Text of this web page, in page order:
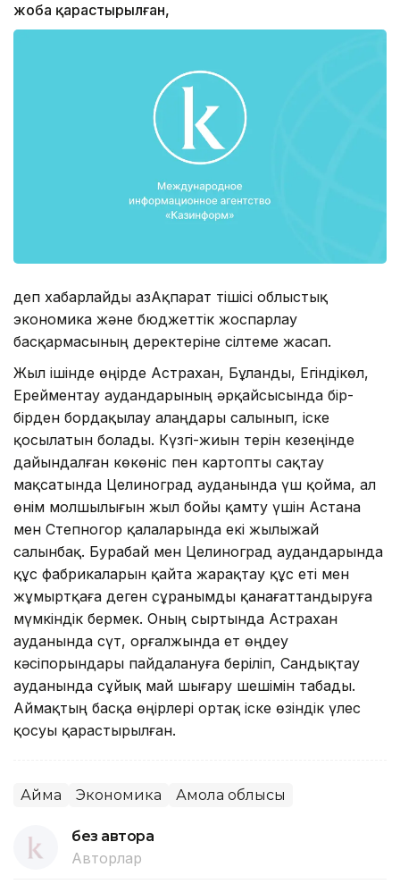
жоба қарастырылған,
деп хабарлайды ҚазАқпарат тішісі облыстық
экономика және бюджеттік жоспарлау
басқармасының деректеріне сілтеме жасап.
Жыл ішінде өңірде Астрахан, Бұланды, Егіндікөл,
Ерейментау аудандарының әрқайсысында бір-
бірден бордақылау алаңдары салынып, іске
қосылатын болады. Күзгі-жиын терін кезеңінде
дайындалған көкөніс пен картопты сақтау
мақсатында Целиноград ауданында үш қойма, ал
өнім молшылығын жыл бойы қамту үшін Астана
мен Степногор қалаларында екі жылыжай
салынбақ. Бурабай мен Целиноград аудандарында
құс фабрикаларын қайта жарақтау құс еті мен
жұмыртқаға деген сұранымды қанағаттандыруға
мүмкіндік бермек. Оның сыртында Астрахан
ауданында сүт, Қорғалжында ет өңдеу
кәсіпорындары пайдалануға беріліп, Сандықтау
ауданында сұйық май шығару шешімін табады.
Аймақтың басқа өңірлері ортақ іске өзіндік үлес
қосуы қарастырылған.
Аймақ Экономика Ақмола облысы
без автора
Авторлар